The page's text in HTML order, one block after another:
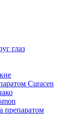
глаз
Curacen
препаратом